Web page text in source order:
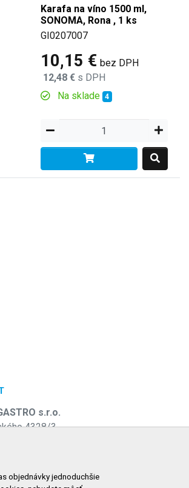
Karafa na víno 1500 ml,
SONOMA, Rona , 1 ks
GI0207007
10,15 € bez DPH
12,48 € s DPH
Na sklade
4
s.r.o.
4328/3
911 585 730
objednávky jednoduchšie